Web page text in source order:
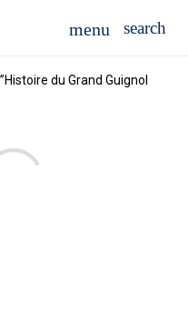
du Grand Guignol